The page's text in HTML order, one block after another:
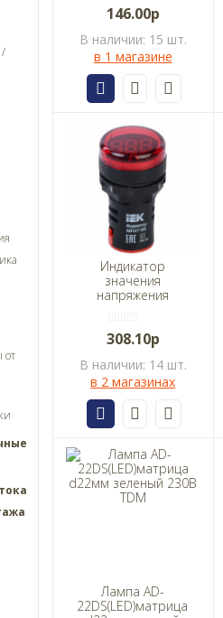
/
от
146.00р
В наличии: 15 шт.
в 1 магазине
Индикатор
значения
напряжения
308.10р
В наличии: 14 шт.
в 2 магазинах
Лампа AD-
22DS(LED)матрица